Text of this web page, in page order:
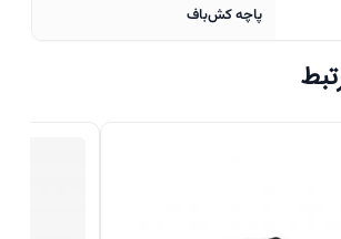
پاچه کش‌باف